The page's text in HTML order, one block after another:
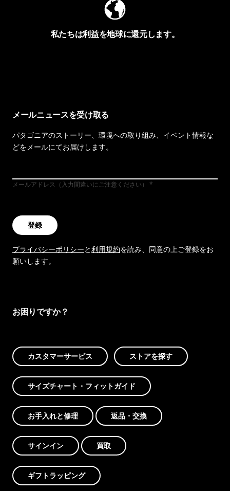
私たちは利益を地球に還元します。
メールニュースを受け取る
パタゴニアのストーリー、環境への取り組み、イベント情報な
どをメールにてお届けします。
メールアドレス（入力間違いにご注意ください）
登録
プライバシーポリシーと利用規約を読み、同意の上ご登録をお
願いします。
お困りですか？
カスタマーサービス ストアを探す
サイズチャート・フィットガイド
お手入れと修理 返品・交換
サインイン 買取
ギフトラッピング